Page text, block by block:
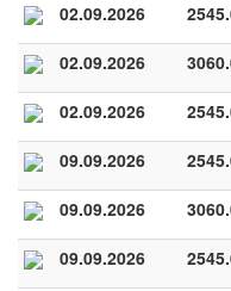
02.09.2026
02.09.2026
02.09.2026
09.09.2026
09.09.2026
09.09.2026